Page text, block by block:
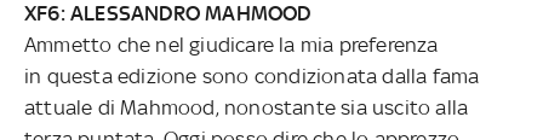
XF6: ALESSANDRO MAHMOOD
Ammetto che nel giudicare la mia preferenza
in questa edizione sono condizionata dalla fama
attuale di Mahmood, nonostante sia uscito alla